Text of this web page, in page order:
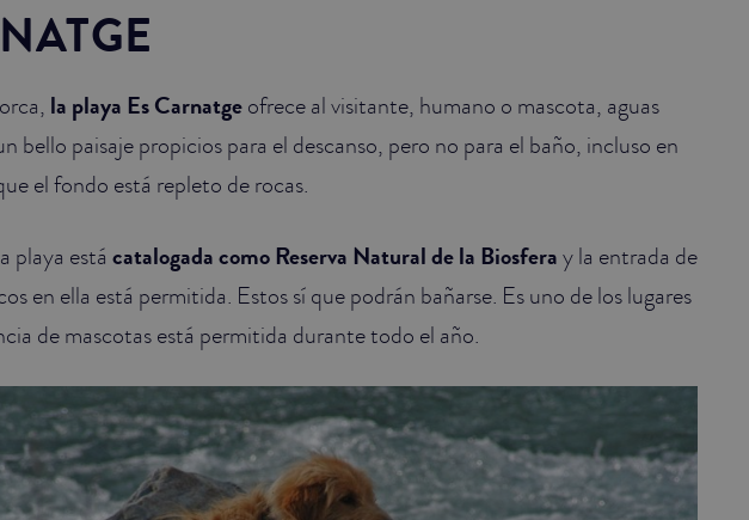
la playa Es Carnatgeofrece al visitante, humano o mascota, aguas
bello paisaje propicios para el descanso, pero no para el baño, incluso en
el fondo está repleto de rocas.
playa está catalogada como Reserva Natural de la Biosferay la entrada de
en ella está permitida. Estos sí que podrán bañarse. Es uno de los lugares
de mascotas está permitida durante todo el año.